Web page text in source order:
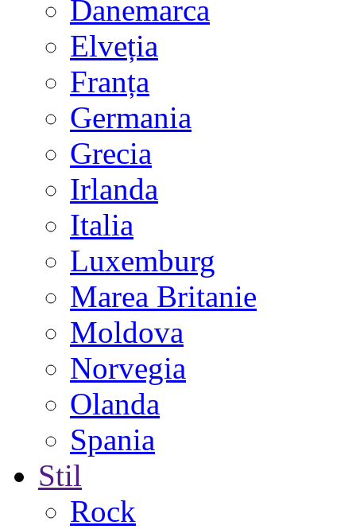
Danemarca
Elveția
Franța
Germania
Grecia
Irlanda
Italia
Luxemburg
Marea Britanie
Moldova
Norvegia
Olanda
Spania
Stil
Rock